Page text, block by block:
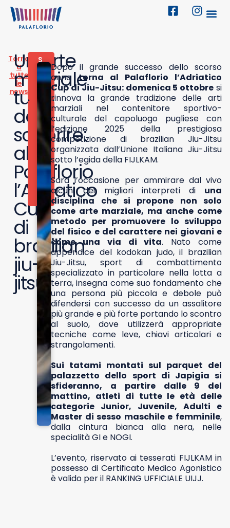
Torna
a
tutte
le
news
Un’arte
marziale
tutta
da
scoprire:
al
Palaflorio
l’Adriatico
Cup
di
brazilian
jiu-
jitsu
S
P
O
R
4
T
O
E
2
Dopo il grande successo dello scorso
annotorna al Palaflorio l’Adriatico
Cup di Jiu-Jitsu: domenica 5 ottobre si
rinnova la grande tradizione delle arti
marziali nel contenitore sportivo-
culturale del capoluogo pugliese con
l’edizione 2025 della prestigiosa
competizione di brazilian Jiu-Jitsu
organizzata dall’Unione Italiana Jiu-Jitsu
sotto l’egida della FIJLKAM.
Sarà l’occasione per ammirare dal vivo
alcuni dei migliori interpreti di una
disciplina che si propone non solo
come arte marziale, ma anche come
metodo per promuovere lo sviluppo
del fisico e del carattere nei giovani e
come una via di vita. Nato come
appendice del kodokan judo, il brazilian
Jiu-Jitsu, sport di combattimento
specializzato in particolare nella lotta a
terra, insegna come suo fondamento che
una persona più piccola e debole può
difendersi con successo da un assalitore
più grande e più forte portando lo scontro
al suolo, dove utilizzerà appropriate
tecniche come leve, chiavi articolari e
strangolamenti.
Sui tatami montati sul parquet del
palazzetto dello sport di Japigia si
sfideranno, a partire dalle 9 del
mattino, atleti di tutte le età delle
categorie Junior, Juvenile, Adulti e
Master di sesso maschile e femminile,
dalla cintura bianca alla nera, nelle
specialità GI e NOGI.
L’evento, riservato ai tesserati FIJLKAM in
possesso di Certificato Medico Agonistico
è valido per il RANKING UFFICIALE UIJJ.